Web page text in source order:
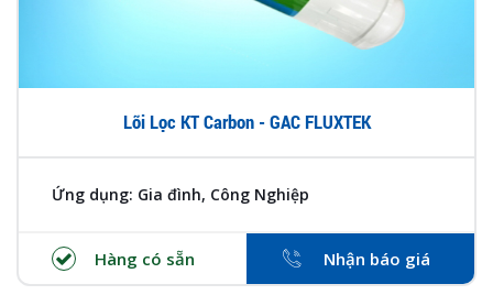
Lõi Lọc KT Carbon - GAC FLUXTEK
Ứng dụng: Gia đình, Công Nghiệp
Hàng có sẵn Nhận báo giá